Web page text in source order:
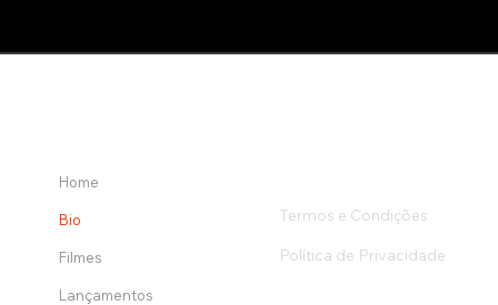
Home
Bio
Filmes
Lançamentos
Termos e Condições
Política de Privacidade